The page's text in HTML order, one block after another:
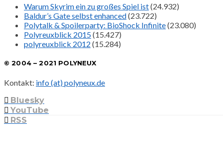
Warum Skyrim ein zu großes Spiel ist(24.932)
Baldur’s Gate selbst enhanced(23.722)
Polytalk & Spoilerparty: BioShock Infinite(23.080)
Polyreuxblick 2015(15.427)
polyreuxblick 2012 (15.284)
© 2004 – 2021 POLYNEUX
Kontakt: info (at) polyneux.de
Bluesky
YouTube
RSS